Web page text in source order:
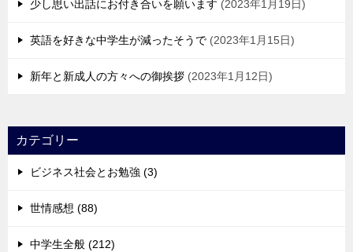
少し思い出話にお付き合いを願います 2023年1月19日
英語を好きな中学生が減ったそうで 2023年1月15日
新年と新成人の方々への御挨拶 2023年1月12日
カテゴリー
ビジネス社会とお勉強 (3)
世情感想 (88)
中学生全般 (212)